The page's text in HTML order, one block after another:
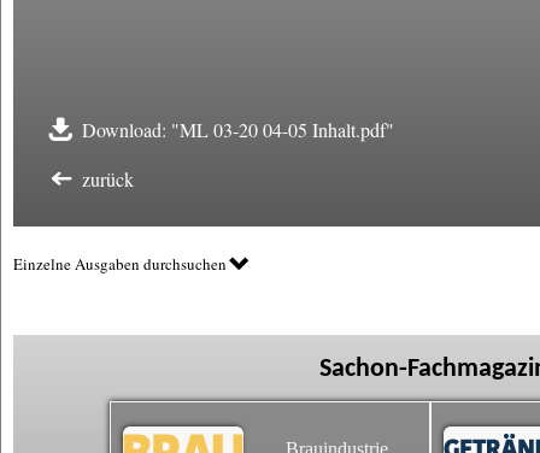
Download: "ML 03-20 04-05 Inhalt.pdf"
zurück
Einzelne Ausgaben durchsuchen
Sachon-
Brauindustrie